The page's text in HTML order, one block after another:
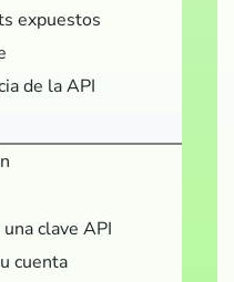
expuestos
de la API
clave API
cuenta